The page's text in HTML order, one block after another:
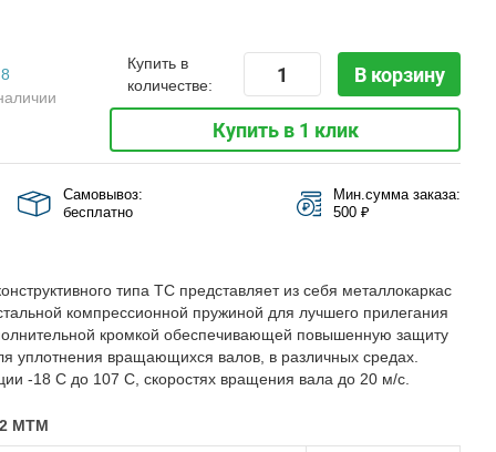
8
Купить в
количестве:
В корзину
Купить в 1 клик
Самовывоз:
бесплатно
Мин.сумма заказа:
500 ₽
типа TC представляет из себя металлокаркас
компрессионной пружиной для лучшего прилегания
кромкой обеспечивающей повышенную защиту
уплотнения вращающихся валов, в различных средах.
-18 С до 107 С, скоростях вращения вала до 20 м/с.
MTM